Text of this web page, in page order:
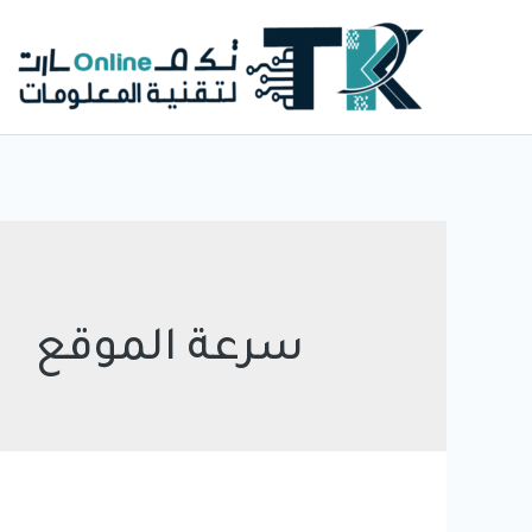
سرعة الموقع